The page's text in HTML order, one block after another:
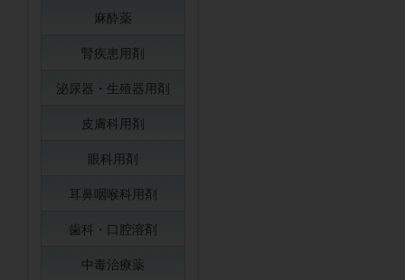
麻酔薬
腎疾患用剤
泌尿器・生殖器用剤
皮膚科用剤
眼科用剤
耳鼻咽喉科用剤
歯科・口腔溶剤
中毒治療薬